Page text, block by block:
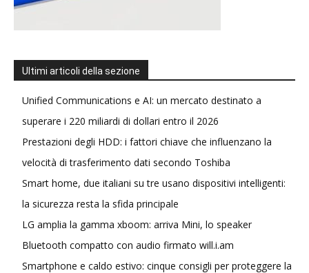
Ultimi articoli della sezione
Unified Communications e AI: un mercato destinato a
superare i 220 miliardi di dollari entro il 2026
Prestazioni degli HDD: i fattori chiave che influenzano la
velocità di trasferimento dati secondo Toshiba
Smart home, due italiani su tre usano dispositivi intelligenti:
la sicurezza resta la sfida principale
LG amplia la gamma xboom: arriva Mini, lo speaker
Bluetooth compatto con audio firmato will.i.am
Smartphone e caldo estivo: cinque consigli per proteggere la